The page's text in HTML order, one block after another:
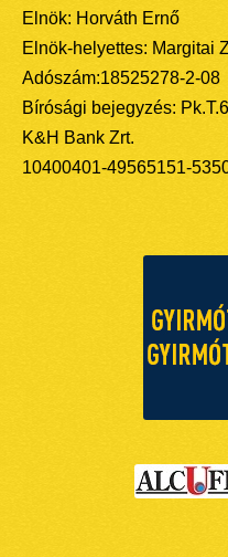
Elnök: Horváth Ernő
Elnök-helyettes: Margitai
Adószám:18525278-2-08
Bírósági bejegyzés:
K&H Bank Zrt.
10400401-49565151-